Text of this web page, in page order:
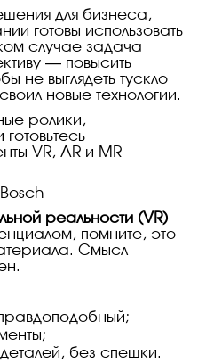
для бизнеса,
готовы использовать
случае задача
— повысить
не выглядеть тускло
новые технологии.
ролики,
VR, AR и MR
реальности (VR)
помните, это
Смысл
без спешки.